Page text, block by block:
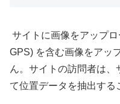
サイトに画像をアップ
GPS) を含む画像をアッ
ん。サイトの訪問者は
て位置データを抽出する